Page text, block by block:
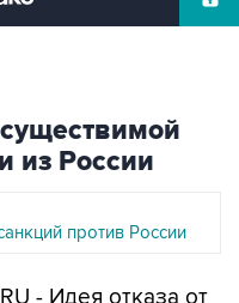
из России
против России